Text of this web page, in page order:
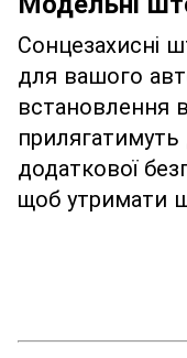
Сонцезахисні
для вашого
встановлення
додаткової
щоб утримати